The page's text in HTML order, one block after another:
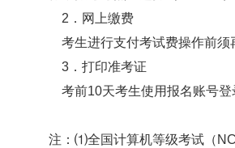
2．网上缴费
考生进行支付考试费操作前须
3．打印准考证
考前10天考生使用报名账号登
注：⑴全国计算机等级考试（